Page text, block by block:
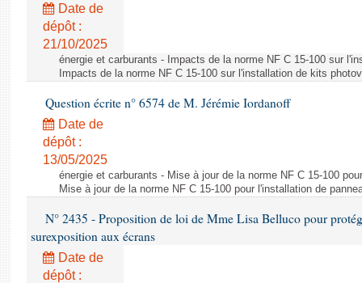
Date de
dépôt :
21/10/2025
énergie et carburants - Impacts de la norme NF C 15-100 sur
Impacts de la norme NF C 15-100 sur l'installation de kits
Question écrite n° 6574 de M. Jérémie Iordanoff
Date de
dépôt :
13/05/2025
énergie et carburants - Mise à jour de la norme NF C 15-100
Mise à jour de la norme NF C 15-100 pour l'installation de
N° 2435 - Proposition de loi de Mme Lisa Belluco pour
surexposition aux écrans
Date de
dépôt :